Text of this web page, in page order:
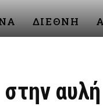
ΔΙΕΘΝΗ
αυλή